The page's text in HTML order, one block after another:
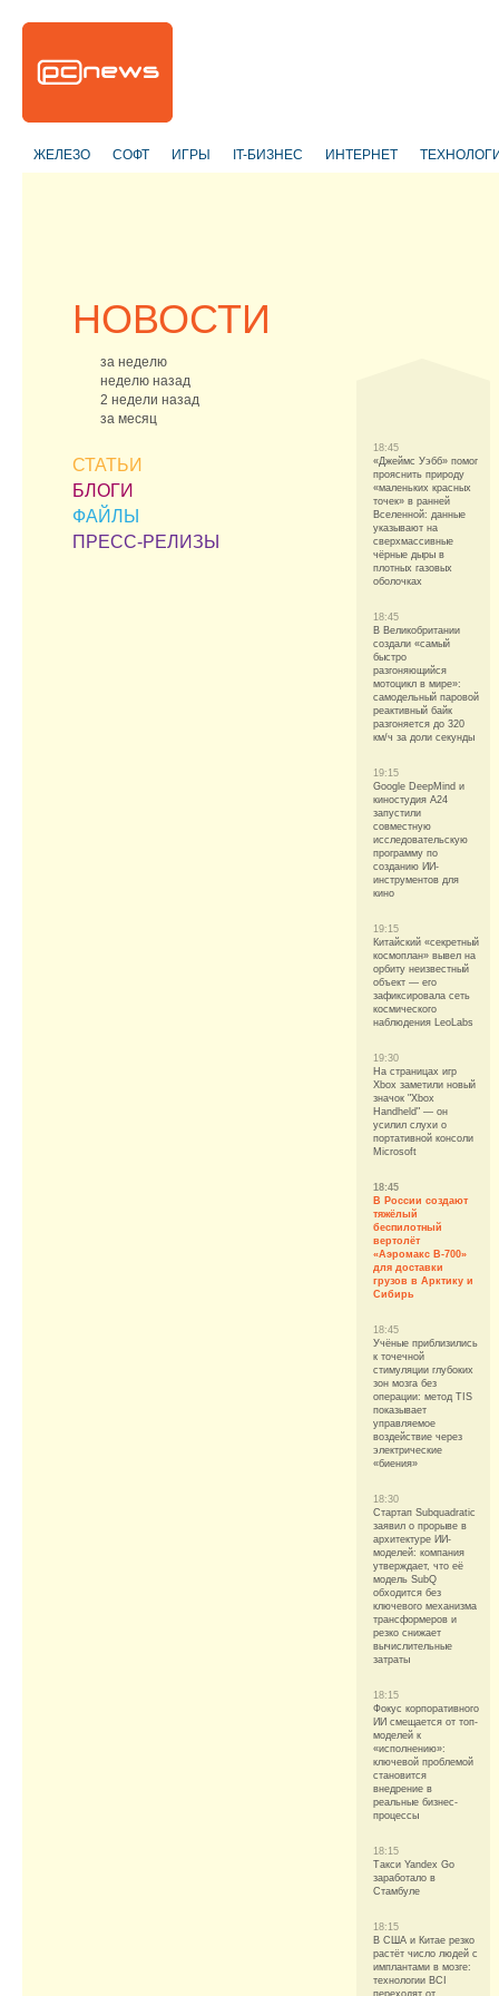
ЖЕЛЕЗО СОФТ ИГРЫ IT-БИЗНЕС ИНТЕРНЕТ
НОВОСТИ
за неделю
неделю назад
2 недели назад
за месяц
СТАТЬИ
БЛОГИ
ФАЙЛЫ
ПРЕСС-РЕЛИЗЫ
18:45
«Джеймс Уэбб» помог
прояснить природу
«маленьких красных
точек» в ранней
Вселенной: данные
указывают на
сверхмассивные
чёрные дыры в
плотных газовых
оболочках
18:45
В Великобритании
создали «самый
быстро
разгоняющийся
мотоцикл в мире»:
самодельный паровой
реактивный байк
разгоняется до 320
км/ч за доли секунды
19:15
Google DeepMind и
киностудия A24
запустили
совместную
исследовательскую
программу по
созданию ИИ-
инструментов для
кино
19:15
Китайский «секретный
космоплан» вывел на
орбиту неизвестный
объект — его
зафиксировала сеть
космического
наблюдения LeoLabs
19:30
На страницах игр
Xbox заметили новый
значок "Xbox
Handheld" — он
усилил слухи о
портативной консоли
Microsoft
18:45
В России создают
тяжёлый
беспилотный
вертолёт
«Аэромакс В-700»
для доставки
грузов в Арктику и
Сибирь
18:45
Учёные приблизились
к точечной
стимуляции глубоких
зон мозга без
операции: метод TIS
показывает
управляемое
воздействие через
электрические
«биения»
18:30
Стартап Subquadratic
заявил о прорыве в
архитектуре ИИ-
моделей: компания
утверждает, что её
модель SubQ
обходится без
ключевого механизма
трансформеров и
резко снижает
вычислительные
затраты
18:15
Фокус корпоративного
ИИ смещается от топ-
моделей к
«исполнению»:
ключевой проблемой
становится
внедрение в
реальные бизнес-
процессы
18:15
Такси Yandex Go
заработало в
Стамбуле
18:15
В США и Китае резко
растёт число людей с
имплантами в мозге:
технологии BCI
переходят от